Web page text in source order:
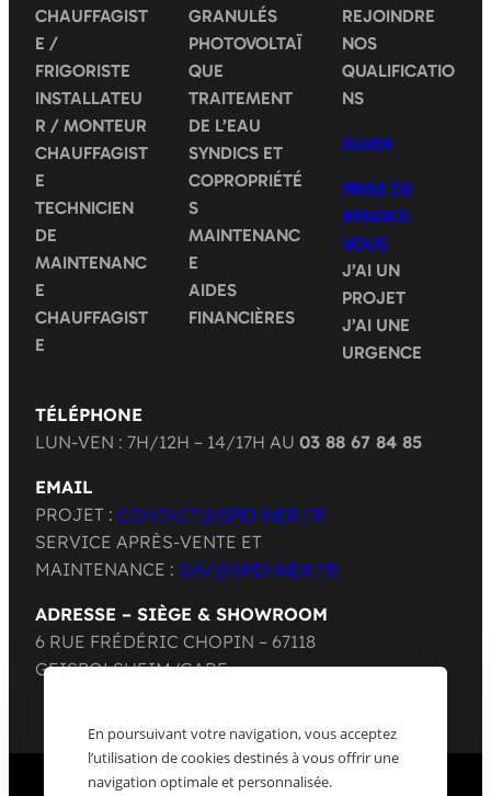
CHAUFFAGIST
E /
FRIGORISTE
INSTALLATEU
R / MONTEUR
CHAUFFAGIST
E
TECHNICIEN
DE
MAINTENANC
E
CHAUFFAGIST
E
GRANULÉS
PHOTOVOLTAÏ
QUE
TRAITEMENT
DE L’EAU
SYNDICS ET
COPROPRIÉTÉ
S
MAINTENANC
E
AIDES
FINANCIÈRES
REJOINDRE
NOS
QUALIFICATIO
NS
GUIDE
PRISE DE
RENDEZ-
VOUS
J’AI UN
PROJET
J’AI UNE
URGENCE
TÉLÉPHONE
LUN-VEN : 7H/12H – 14/17H AU 03 88 67 84 85
EMAIL
PROJET : CONTACT@SPEHNER.FR
SERVICE APRÈS-VENTE ET
MAINTENANCE : SAV@SPEHNER.FR
ADRESSE – SIÈGE & SHOWROOM
6 RUE FRÉDÉRIC CHOPIN – 67118
GEISPOLSHEIM/GARE
En poursuivant votre navigation, vous acceptez
l’utilisation de cookies destinés à vous offrir une
navigation optimale et personnalisée.